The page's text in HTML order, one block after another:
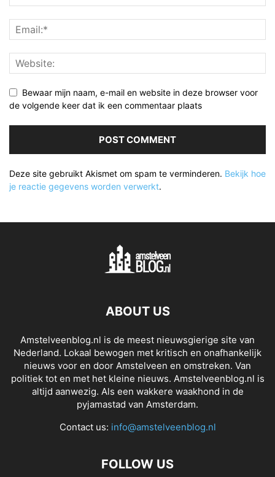
Bewaar mijn naam, e-mail en website in deze browser voor
de volgende keer dat ik een commentaar plaats
Deze site gebruikt Akismet om spam te verminderen. Bekijk hoe
je reactie gegevens worden verwerkt.
ABOUT US
Amstelveenblog.nl is de meest nieuwsgierige site van
Nederland. Lokaal bewogen met kritisch en onafhankelijk
nieuws voor en door Amstelveen en omstreken. Van
politiek tot en met het kleine nieuws. Amstelveenblog.nl is
altijd aanwezig. Als een wakkere waakhond in de
pyjamastad van Amsterdam.
Contact us: info@amstelveenblog.nl
FOLLOW US